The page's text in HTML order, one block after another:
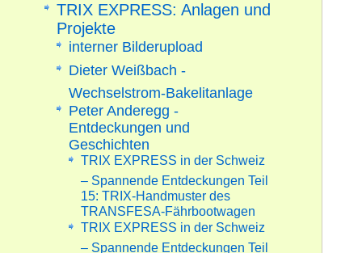
TRIX EXPRESS: Anlagen und
Projekte
interner Bilderupload
Dieter Weißbach -
Wechselstrom-Bakelitanlage
Peter Anderegg -
Entdeckungen und
Geschichten
TRIX EXPRESS in der Schweiz
– Spannende Entdeckungen Teil
15: TRIX-Handmuster des
TRANSFESA-Fährbootwagen
TRIX EXPRESS in der Schweiz
– Spannende Entdeckungen Teil